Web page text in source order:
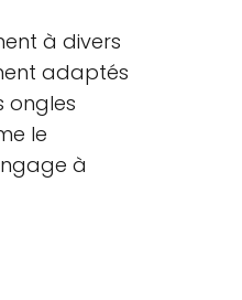
à divers
adaptés
ongles
le
à